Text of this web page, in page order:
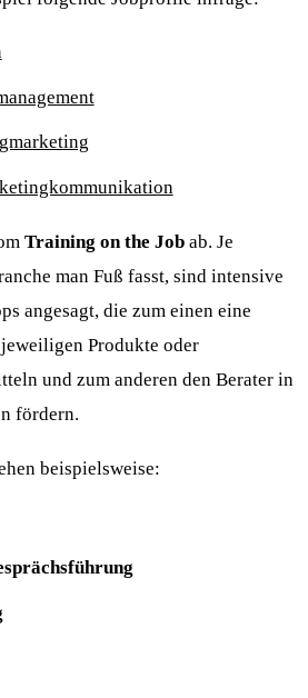
Training on the Job ab. Je
man Fuß fasst, sind intensive
angesagt, die zum einen eine
Produkte oder
und zum anderen den Berater in
fördern.
beispielsweise: